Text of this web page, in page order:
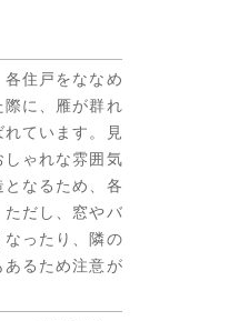
住戸をななめ
に、雁が群れ
ています。見
ゃれな雰囲気
なるため、各
だし、窓やバ
ったり、隣の
るため注意が